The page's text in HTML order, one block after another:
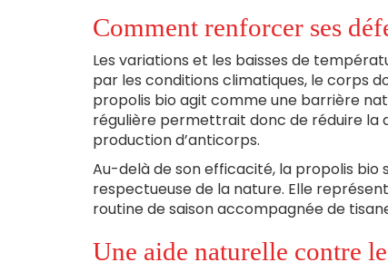
Comment renforcer ses
Les variations et les baisses de
par les conditions climatiques, le corps
propolis bio agit comme une barrière
régulière permettrait donc de réduire la
production d’anticorps.
Au-delà de son efficacité, la propolis bio
respectueuse de la nature. Elle
routine de saison accompagnée de
Une aide naturelle contre